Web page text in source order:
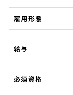
雇用形態
給与
必須資格